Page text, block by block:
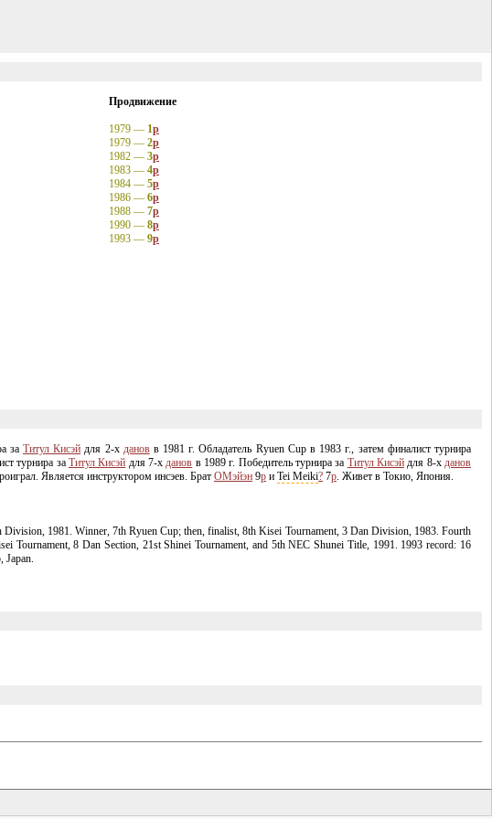
Продвижение
1979 — 1p
1979 — 2p
1982 — 3p
1983 — 4p
1984 — 5p
1986 — 6p
1988 — 7p
1990 — 8p
1993 — 9p
за Титул Кисэй для 2-х дановв 1981 г. Обладатель Ryuen Cup в 1983 г., затем финалист турнира
турнира за Титул Кисэй для 7-х данов в 1989 г. Победитель турнира за Титул Кисэй для 8-х данов
Является инструктором инсэев. Брат ОМэйэн 9p и Tei Meiki? 7p. Живет в Токио, Япония.
1981. Winner, 7th Ryuen Cup; then, finalist, 8th Kisei Tournament, 3 Dan Division, 1983. Fourth
8 Dan Section, 21st Shinei Tournament, and 5th NEC Shunei Title, 1991. 1993 record: 16
Japan.